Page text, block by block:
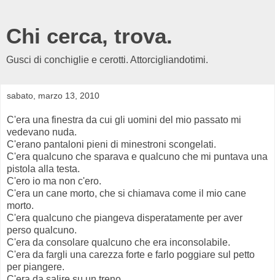
Chi cerca, trova.
Gusci di conchiglie e cerotti. Attorcigliandotimi.
sabato, marzo 13, 2010
C'era una finestra da cui gli uomini del mio passato mi
vedevano nuda.
C'erano pantaloni pieni di minestroni scongelati.
C'era qualcuno che sparava e qualcuno che mi puntava una
pistola alla testa.
C'ero io ma non c'ero.
C'era un cane morto, che si chiamava come il mio cane
morto.
C'era qualcuno che piangeva disperatamente per aver
perso qualcuno.
C'era da consolare qualcuno che era inconsolabile.
C'era da fargli una carezza forte e farlo poggiare sul petto
per piangere.